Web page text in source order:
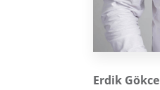
Erdik Gökce